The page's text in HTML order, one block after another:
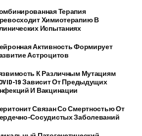
Терапия
Химиотерапию В
Испытаниях
Активность Формирует
Астроцитов
К Различным Мутациям
19 Зависит От Предыдущих
И Вакцинации
Связан Со Смертностью От
Сосудистых Заболеваний